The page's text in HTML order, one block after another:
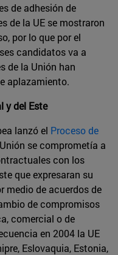
de adhesión de
de la UE se mostraron
por lo que por el
candidatos va a
de la Unión han
aplazamiento.
y del Este
lanzó el Proceso de
se comprometía a
con los
que expresaran su
medio de acuerdos de
de compromisos
comercial o de
en 2004 la UE
Eslovaquia, Estonia,